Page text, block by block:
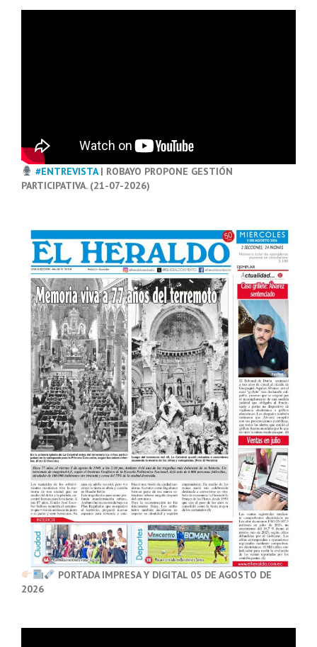
#ENTREVISTA| ROBAYO PROPONE GESTIÓN
PARTICIPATIVA. (21-07-2026)
PORTADA IMPRESA Y DIGITAL 05 DE AGOSTO DE
2026